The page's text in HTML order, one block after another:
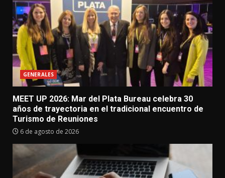
GENERALES
MEET UP 2026: Mar del Plata Bureau celebra 30
años de trayectoria en el tradicional encuentro de
Turismo de Reuniones
6 de agosto de 2026